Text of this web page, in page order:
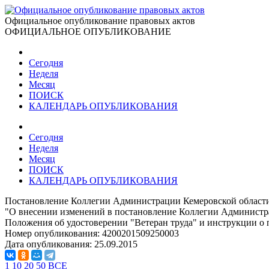
Официальное опубликование правовых актов
ОФИЦИАЛЬНОЕ ОПУБЛИКОВАНИЕ
Сегодня
Неделя
Месяц
ПОИСК
КАЛЕНДАРЬ ОПУБЛИКОВАНИЯ
Сегодня
Неделя
Месяц
ПОИСК
КАЛЕНДАРЬ ОПУБЛИКОВАНИЯ
Постановление Коллегии Администрации Кемеровской
"О внесении изменений в постановление Коллегии
Положения об удостоверении "Ветеран труда" и инструкции о
Номер опубликования: 4200201509250003
Дата опубликования: 25.09.2015
1 10 20 50 ВСЕ